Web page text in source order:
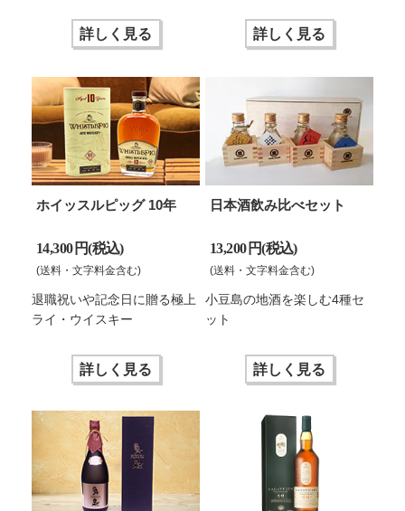
詳しく見る 詳しく見る
ホイッスルピッグ 10年
14,300 円(税込)
(送料・文字料金含む)
退職祝いや記念日に贈る極上
ライ・ウイスキー
詳しく見る
日本酒飲み比べセット
13,200 円(税込)
(送料・文字料金含む)
小豆島の地酒を楽しむ4種セ
ット
詳しく見る